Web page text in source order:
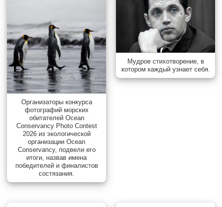
Организаторы конкурса
фотографий морских
обитателей Ocean
Conservancy Photo Contest
2026 из экологической
организации Ocean
Conservancy, подвели его
итоги, назвав имена
победителей и финалистов
состязания.
Мудрое стихотворение, в
котором каждый узнает себя.